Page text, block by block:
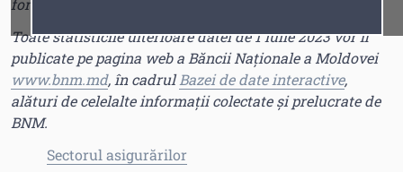
format ZIP, disponibile pentru descărcare.
Toate statisticile ulterioare datei de 1 iulie 2023 vor fi
publicate pe pagina web a Băncii Naționale a Moldovei
www.bnm.md, în cadrulBazei de date interactive,
alături de celelalte informații colectate și prelucrate de
BNM.
Sectorul asigurărilor